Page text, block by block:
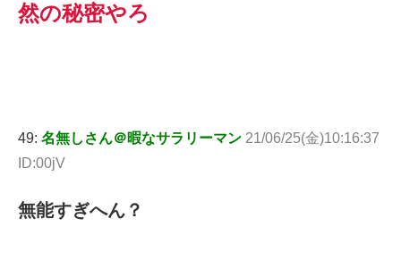
然の秘密やろ
49: 名無しさん＠暇なサラリーマン 21/06/25(金)10:16:37
ID:00jV
無能すぎへん？